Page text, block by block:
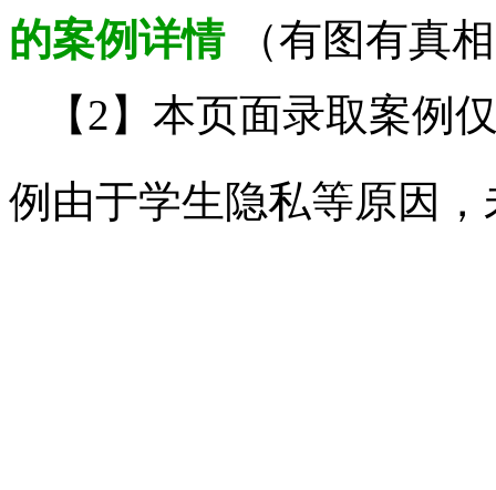
的案例详情
（有图有真
【2】本页面录取案例
例由于学生隐私等原因，